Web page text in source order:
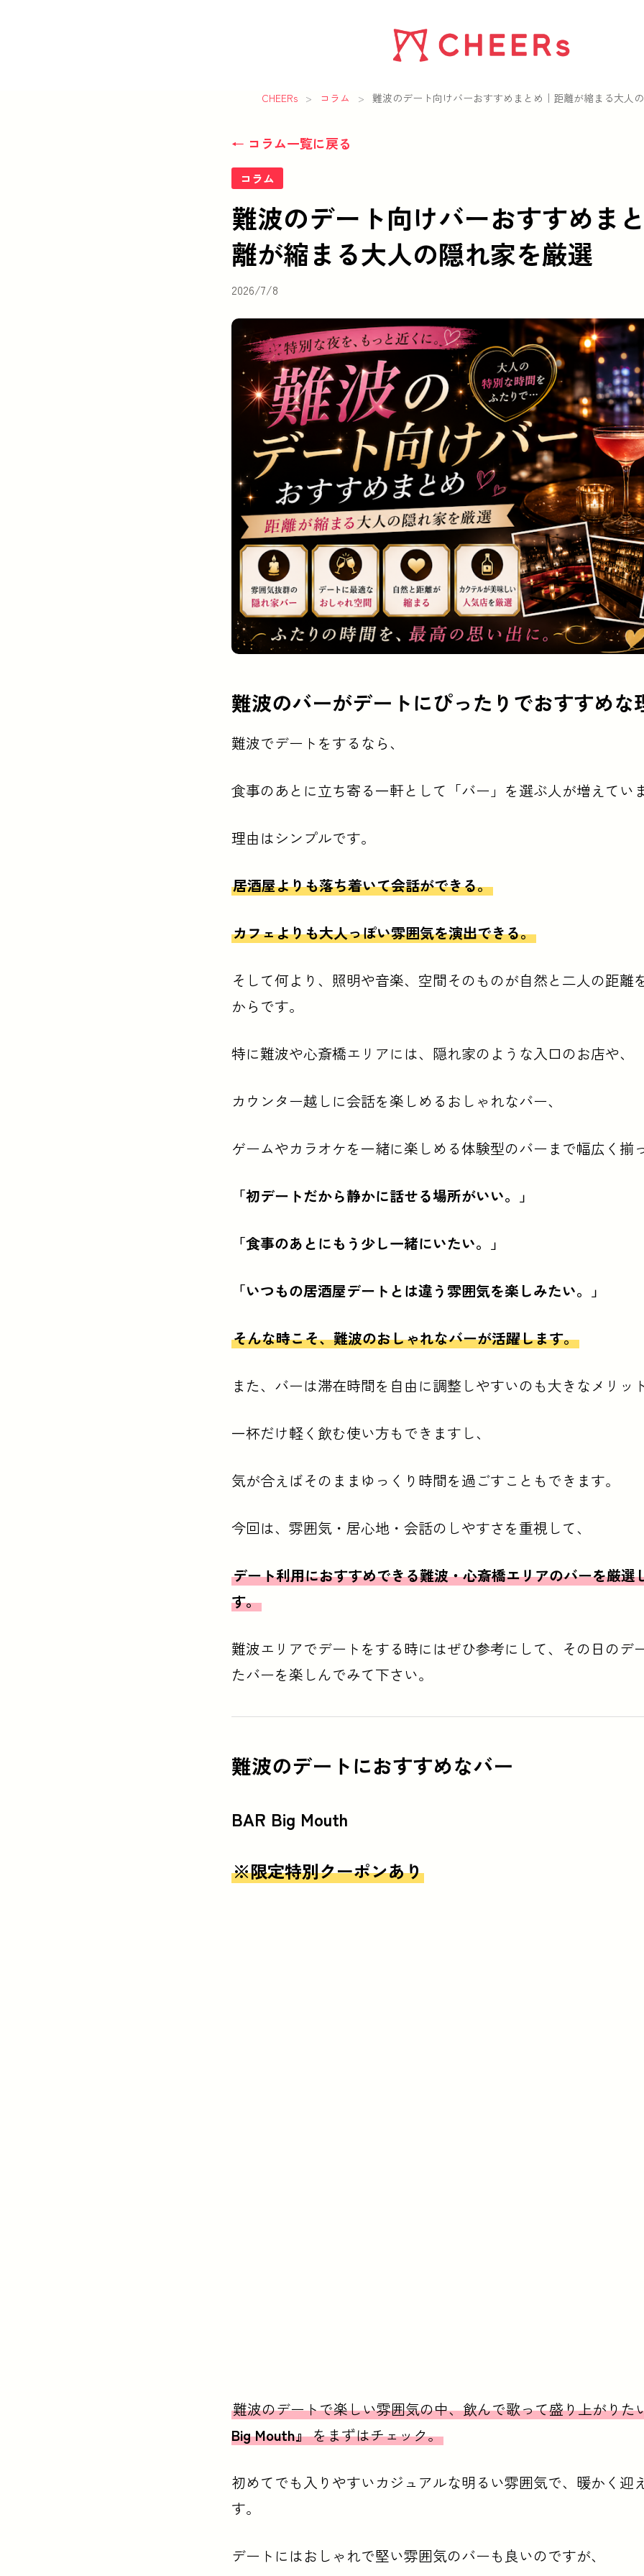
CHEERs > コラム > 難波のデート向けバーおすすめまとめ｜距離が縮まる大人
← コラム一覧に戻る
コラム
難波のデート向けバーおすすめま
離が縮まる大人の隠れ家を厳選
2026/7/8
難波のバーがデートにぴったりでおすすめな理由難波でデートをするなら、
難波のバーがデートにぴったりでおすすめな
難波でデートをするなら、
食事のあとに立ち寄る一軒として「バー」を選ぶ人が増えていま
理由はシンプルです。
居酒屋よりも落ち着いて会話ができる。
カフェよりも大人っぽい雰囲気を演出できる。
そして何より、照明や音楽、空間そのものが自然と二人の距離
からです。
特に難波や心斎橋エリアには、隠れ家のような入口のお店や、
カウンター越しに会話を楽しめるおしゃれなバー、
ゲームやカラオケを一緒に楽しめる体験型のバーまで幅広く揃
「初デートだから静かに話せる場所がいい。」
「食事のあとにもう少し一緒にいたい。」
「いつもの居酒屋デートとは違う雰囲気を楽しみたい。」
そんな時こそ、難波のおしゃれなバーが活躍します。
また、バーは滞在時間を自由に調整しやすいのも大きなメリット
一杯だけ軽く飲む使い方もできますし、
気が合えばそのままゆっくり時間を過ごすこともできます。
今回は、雰囲気・居心地・会話のしやすさを重視して、
デート利用におすすめできる難波・心斎橋エリアのバーを厳選
す。
難波エリアでデートをする時にはぜひ参考にして、その日のデ
たバーを楽しんでみて下さい。
難波のデートにおすすめなバー
BAR Big Mouth
※限定特別クーポンあり
難波のデートで楽しい雰囲気の中、飲んで歌って盛り上がりた
Big Mouth』をまずはチェック。
初めてでも入りやすいカジュアルな明るい雰囲気で、暖かく迎
す。
デートにはおしゃれで堅い雰囲気のバーも良いのですが、